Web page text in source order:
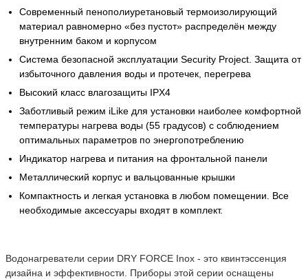
Современный пенополиуретановый термоизолирующий
материал равномерно «без пустот» распределён между
внутренним баком и корпусом
Система безопасной эксплуатации Security Project. Защита от
избыточного давления воды и протечек, перегрева
Высокий класс влагозащиты IPX4
Заботливый режим iLike для установки наиболее комфортной
температуры нагрева воды (55 градусов) с соблюдением
оптимальных параметров по энергопотреблению
Индикатор нагрева и питания на фронтальной панели
Металлический корпус и вальцованные крышки
Компактность и легкая установка в любом помещении. Все
необходимые аксессуары входят в комплект.
Водонагреватели серии DRY FORCE Inox - это квинтэссенция
дизайна и эффективности. Приборы этой серии оснащены